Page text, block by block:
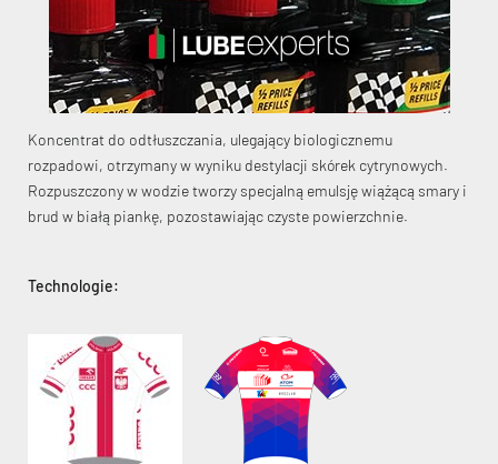
KryptoFlex Key Cable
34,90 zł* 89,00 zł*
Koncentrat do odtłuszczania, ulegający biologicznemu
rozpadowi, otrzymany w wyniku destylacji skórek cytrynowych.
Rozpuszczony w wodzie tworzy specjalną emulsję wiążącą smary i
brud w białą piankę, pozostawiając czyste powierzchnie.
Technologie: